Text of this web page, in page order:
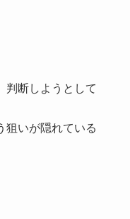
判断しようとして
狙いが隠れている